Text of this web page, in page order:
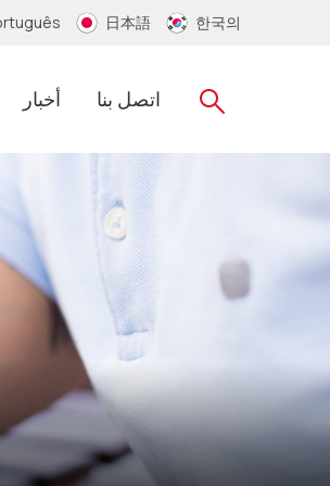
日本語 한국의
أخبار اتصل بنا